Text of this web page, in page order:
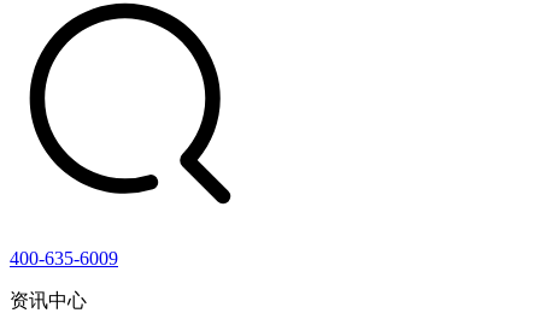
400-635-6009
资讯中心